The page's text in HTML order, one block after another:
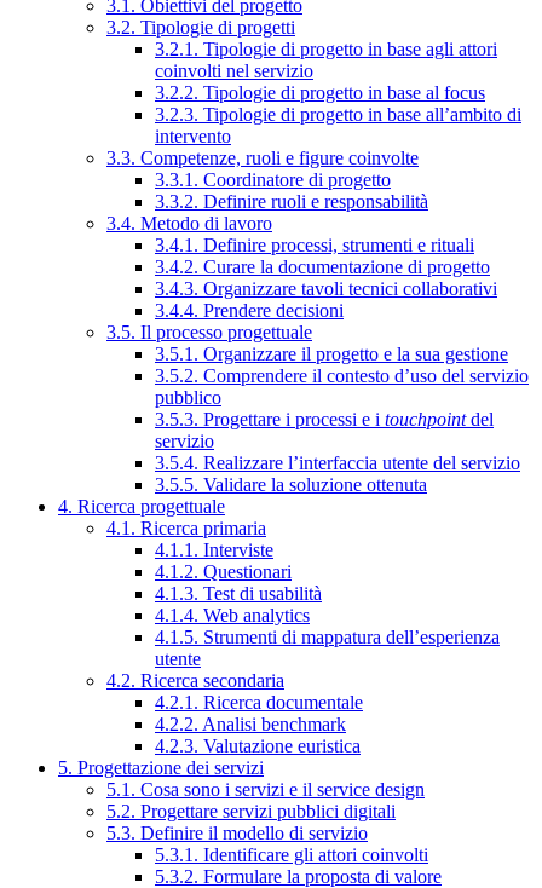
3.1. Obiettivi del progetto
3.2. Tipologie di progetti
3.2.1. Tipologie di progetto in base agli attori
coinvolti nel servizio
3.2.2. Tipologie di progetto in base al focus
3.2.3. Tipologie di progetto in base all’ambito di
intervento
3.3. Competenze, ruoli e figure coinvolte
3.3.1. Coordinatore di progetto
3.3.2. Definire ruoli e responsabilità
3.4. Metodo di lavoro
3.4.1. Definire processi, strumenti e rituali
3.4.2. Curare la documentazione di progetto
3.4.3. Organizzare tavoli tecnici collaborativi
3.4.4. Prendere decisioni
3.5. Il processo progettuale
3.5.1. Organizzare il progetto e la sua gestione
3.5.2. Comprendere il contesto d’uso del servizio
pubblico
3.5.3. Progettare i processi e i touchpointdel
servizio
3.5.4. Realizzare l’interfaccia utente del servizio
3.5.5. Validare la soluzione ottenuta
4. Ricerca progettuale
4.1. Ricerca primaria
4.1.1. Interviste
4.1.2. Questionari
4.1.3. Test di usabilità
4.1.4. Web analytics
4.1.5. Strumenti di mappatura dell’esperienza
utente
4.2. Ricerca secondaria
4.2.1. Ricerca documentale
4.2.2. Analisi benchmark
4.2.3. Valutazione euristica
5. Progettazione dei servizi
5.1. Cosa sono i servizi e il service design
5.2. Progettare servizi pubblici digitali
5.3. Definire il modello di servizio
5.3.1. Identificare gli attori coinvolti
5.3.2. Formulare la proposta di valore